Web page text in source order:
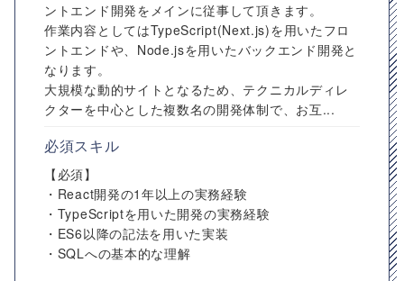
ントエンド開発をメインに従事して頂きます。
作業内容としてはTypeScript(Next.js)を用いたフロ
ントエンドや、Node.jsを用いたバックエンド開発と
なります。
大規模な動的サイトとなるため、テクニカルディレ
クターを中心とした複数名の開発体制で、お互...
必須スキル
【必須】
・React開発の1年以上の実務経験
・TypeScriptを用いた開発の実務経験
・ES6以降の記法を用いた実装
・SQLへの基本的な理解